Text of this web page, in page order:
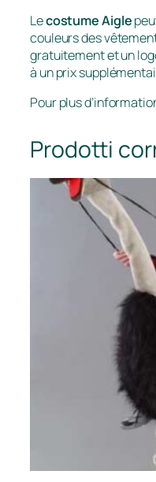
Lecostume Aigle
couleurs des
gratuitement et un
à un prix
Pour plus
Prodotti